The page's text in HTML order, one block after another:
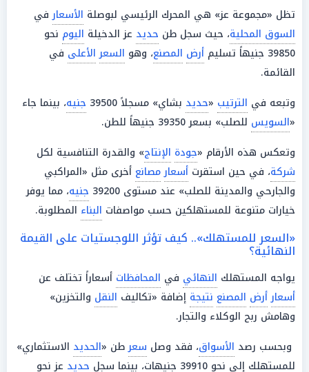
تظل «مجموعة عز» هي المحرك الرئيسي لبوصلة الأسعارفي
السوق المحلية، حيث سجل طن حديد عز الدخيلة اليوم نحو
39850 جنيهاً تسليم
أرض المصنع، وهو السعر الأعلى في
القائمة.
وتبعه في الترتيب «حديد بشاي» مسجلاً 39500 جنيه، بينما جاء
«السويس للصلب» بسعر 39350 جنيهاً للطن.
وتعكس هذه الأرقام «جودة الإنتاج» والقدرة التنافسية لكل
شركة، في حين استقرت أسعارمصانعأخرى مثل «المراكبي
والجارحي والمدينة للصلب» عند مستوى 39200
جنيه، مما يوفر
خيارات متنوعة للمستهلكين حسب مواصفات البناء المطلوبة.
«السعر للمستهلك».. كيف تؤثر اللوجستيات على القيمة
النهائية؟
يواجه المستهلك النهائي في المحافظات أسعاراً تختلف عن
أسعارأرض المصنع نتيجة إضافة «تكاليف النقل والتخزين»
وهامش ربح الوكلاء والتجار.
وبحسب رصد الأسواق، فقد وصل سعرطن «الحديد الاستثماري»
للمستهلك إلى نحو 39910 جنيهات، بينما سجل
حديد عز نحو